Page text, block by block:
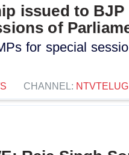
issued to BJP
of
for special
CHANNEL: